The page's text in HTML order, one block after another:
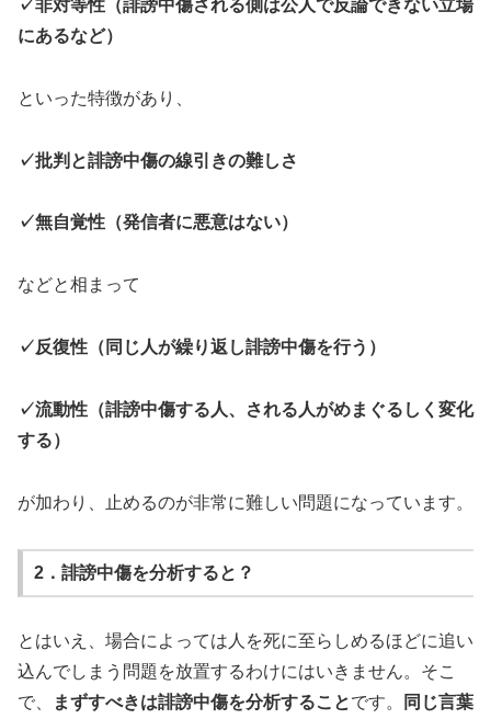
✓非対等性（誹謗中傷される側は公人で反論できない立場
にあるなど）
といった特徴があり、
✓批判と誹謗中傷の線引きの難しさ
✓無自覚性（発信者に悪意はない）
などと相まって
✓反復性（同じ人が繰り返し誹謗中傷を行う）
✓流動性（誹謗中傷する人、される人がめまぐるしく変化
する）
が加わり、止めるのが非常に難しい問題になっています。
2．誹謗中傷を分析すると？
とはいえ、場合によっては人を死に至らしめるほどに追い
込んでしまう問題を放置するわけにはいきません。そこ
で、
まずすべきは誹謗中傷を分析することです。 同じ言葉